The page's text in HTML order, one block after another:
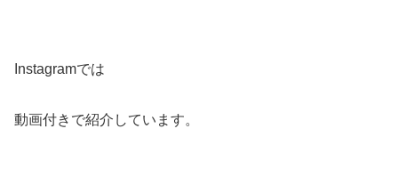
Instagramでは
動画付きで紹介しています。